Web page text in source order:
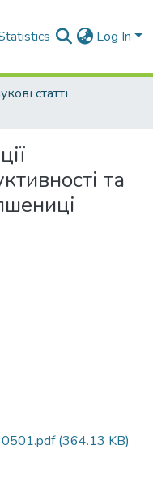
Log In
статті
та
(364.13 KB)